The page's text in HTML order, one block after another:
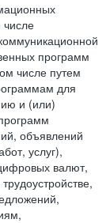
числе
программ
числе путем
для
и (или)
объявлений
услуг),
валют,